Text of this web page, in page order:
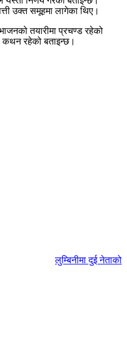
उक्त समूहमा लागेका थिए।
तयारीमा प्रचण्ड रहेको
कथन रहेको बताइन्छ।
लुम्बिनीमा दुई नेताको